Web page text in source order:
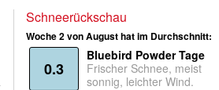
Schneerückschau
Woche 2 von August hat im Durchschnitt:
0.3
Bluebird Powder Tage
Frischer Schnee, meist
sonnig, leichter Wind.